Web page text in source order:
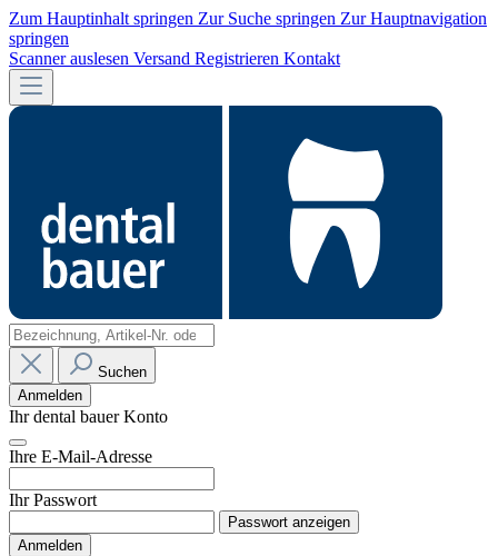
Zum Hauptinhalt springen Zur Suche springen Zur Hauptnavigation
springen
Scanner auslesen Versand Registrieren Kontakt
Suchen
Anmelden
Ihr dental bauer Konto
Ihre E-Mail-Adresse
Ihr Passwort
Passwort anzeigen
Anmelden